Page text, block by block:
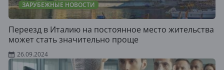
ЗАРУБЕЖНЫЕ НОВОСТИ
Переезд в Италию на постоянное место жительства
может стать значительно проще
26.09.2024